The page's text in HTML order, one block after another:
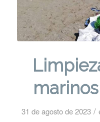
31 de agosto de 2023 /